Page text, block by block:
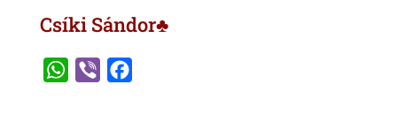
Csíki Sándor♣